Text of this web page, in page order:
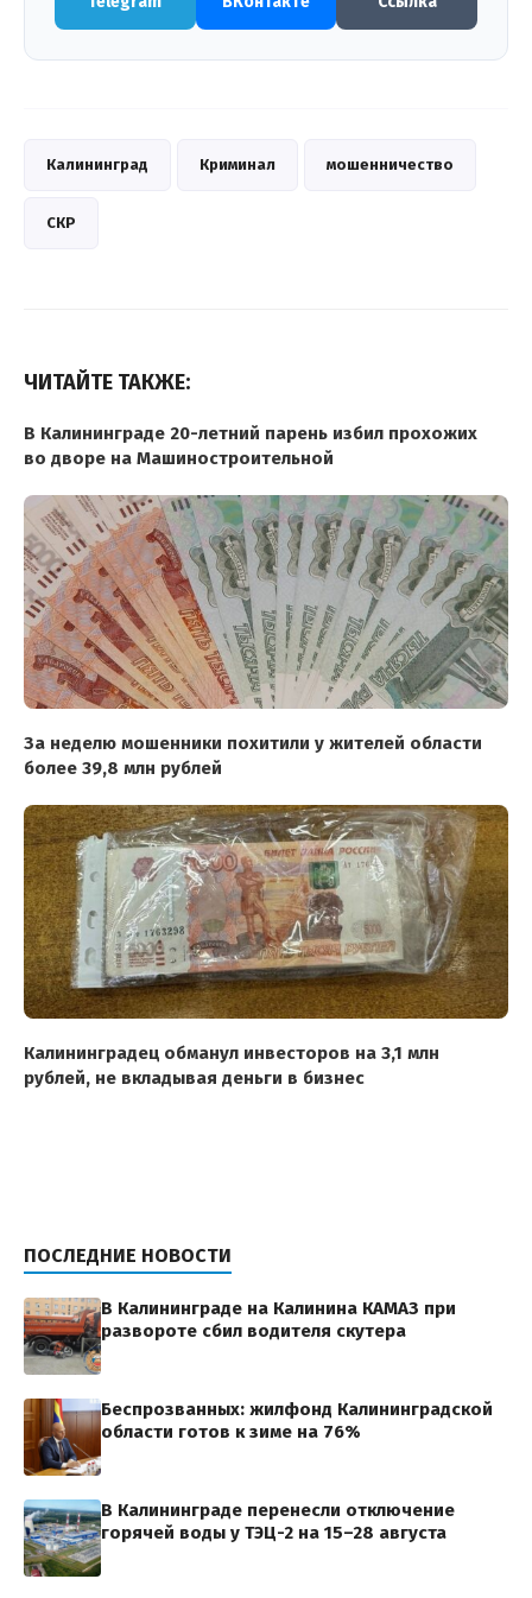
Калининград Криминал мошенничество
СКР
ЧИТАЙТЕ ТАКЖЕ:
В Калининграде 20-летний парень избил прохожих
во дворе на Машиностроительной
За неделю мошенники похитили у жителей области
более 39,8 млн рублей
Калининградец обманул инвесторов на 3,1 млн
рублей, не вкладывая деньги в бизнес
ПОСЛЕДНИЕ НОВОСТИ
В Калининграде на Калинина КАМАЗ при
развороте сбил водителя скутера
Беспрозванных: жилфонд Калининградской
области готов к зиме на 76%
В Калининграде перенесли отключение
горячей воды у ТЭЦ-2 на 15–28 августа